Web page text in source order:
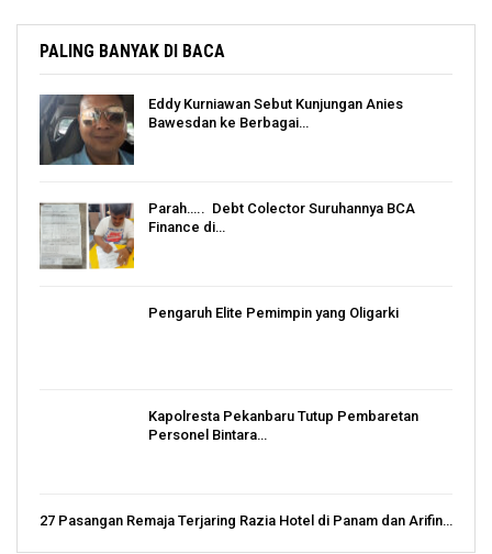
PALING BANYAK DI BACA
Eddy Kurniawan Sebut Kunjungan Anies
Bawesdan ke Berbagai…
Parah….. Debt Colector Suruhannya BCA
Finance di…
Pengaruh Elite Pemimpin yang Oligarki
Kapolresta Pekanbaru Tutup Pembaretan
Personel Bintara…
27 Pasangan Remaja Terjaring Razia Hotel di Panam dan Arifin…